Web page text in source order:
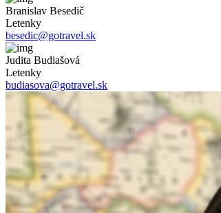
Branislav Besedič
Letenky
besedic@gotravel.sk
Judita Budiašová
Letenky
budiasova@gotravel.sk